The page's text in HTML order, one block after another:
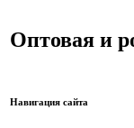
Оптовая и
Навигация сайта